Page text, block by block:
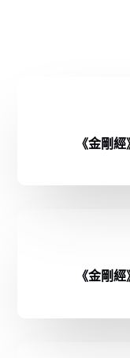
《金剛
《金剛